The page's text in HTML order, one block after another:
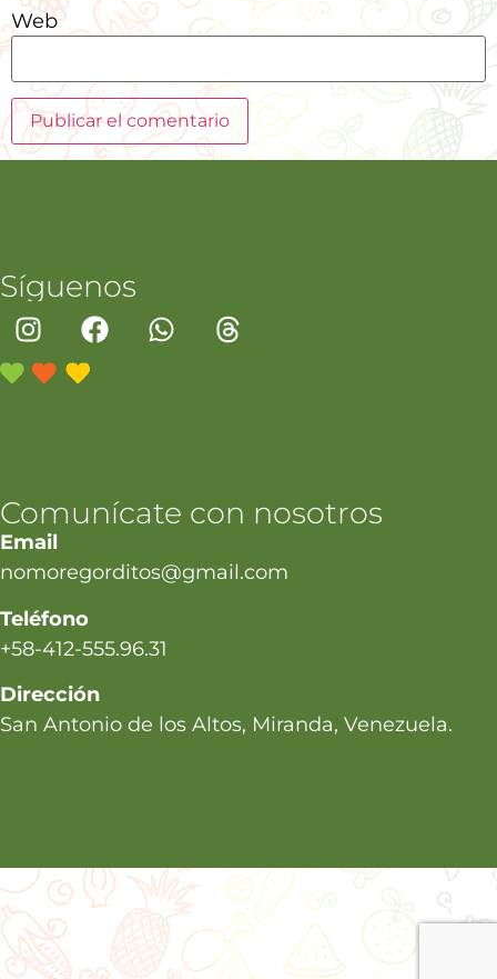
Web
Síguenos
Comunícate con nosotros
Email
nomoregorditos@gmail.com
Teléfono
+58-412-555.96.31
Dirección
San Antonio de los Altos, Miranda, Venezuela.